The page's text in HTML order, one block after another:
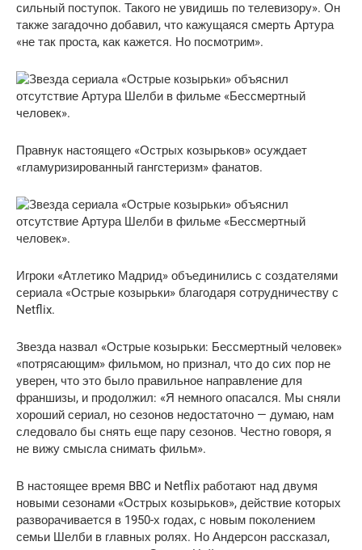
сильный поступок. Такого не увидишь по телевизору». Он
также загадочно добавил, что кажущаяся смерть Артура
«не так проста, как кажется. Но посмотрим».
Правнук настоящего «Острых козырьков» осуждает
«гламуризированный гангстеризм» фанатов.
Игроки «Атлетико Мадрид» объединились с создателями
сериала «Острые козырьки» благодаря сотрудничеству с
Netflix.
Звезда назвал «Острые козырьки: Бессмертный человек»
«потрясающим» фильмом, но признал, что до сих пор не
уверен, что это было правильное направление для
франшизы, и продолжил: «Я немного опасался. Мы сняли
хороший сериал, но сезонов недостаточно — думаю, нам
следовало бы снять еще пару сезонов. Честно говоря, я
не вижу смысла снимать фильм».
В настоящее время BBC и Netflix работают над двумя
новыми сезонами «Острых козырьков», действие которых
разворачивается в 1950-х годах, с новым поколением
семьи Шелби в главных ролях. Но Андерсон рассказал,